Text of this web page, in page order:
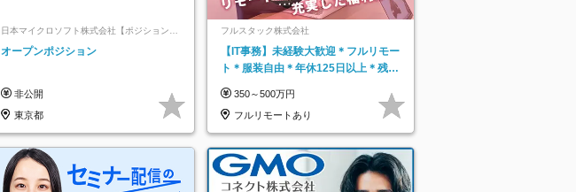
日本マイクロソフト株式会社【ポジションマ
ッチ登録】
オープンポジション
非公開
東京都
フルスタック株式会社
【IT事務】未経験大歓迎＊フルリモー
ト＊服装自由＊年休125日以上＊残業
350～500万円
フルリモートあり